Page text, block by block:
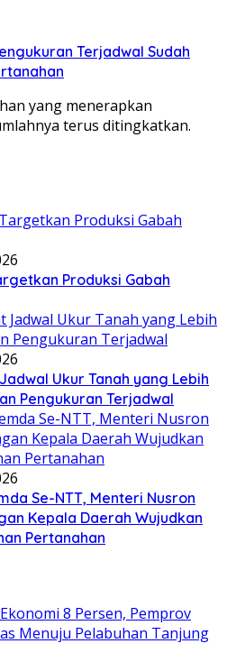
Terjadwal Sudah
yang menerapkan
terus ditingkatkan.
Produksi Gabah
Ukur Tanah yang Lebih
Pengukuran Terjadwal
Se-NTT, Menteri Nusron
Kepala Daerah Wujudkan
Pertanahan